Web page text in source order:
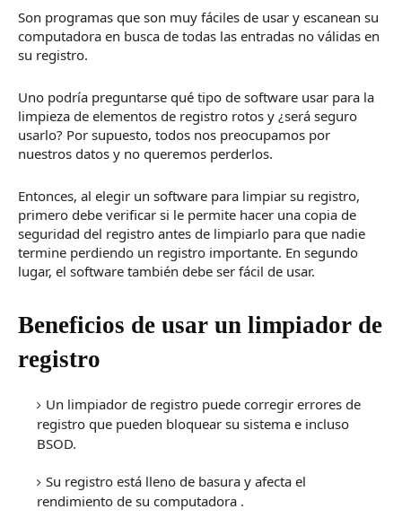
Son programas que son muy fáciles de usar y escanean su
computadora en busca de todas las entradas no válidas en
su registro.
Uno podría preguntarse qué tipo de software usar para la
limpieza de elementos de registro rotos y ¿será seguro
usarlo? Por supuesto, todos nos preocupamos por
nuestros datos y no queremos perderlos.
Entonces, al elegir un software para limpiar su registro,
primero debe verificar si le permite hacer una copia de
seguridad del registro antes de limpiarlo para que nadie
termine perdiendo un registro importante. En segundo
lugar, el software también debe ser fácil de usar.
Beneficios de usar un limpiador de
registro
Un limpiador de registro puede corregir errores de
registro que pueden bloquear su sistema e incluso
BSOD.
Su registro está lleno de basura y afecta el
rendimiento de su computadora .